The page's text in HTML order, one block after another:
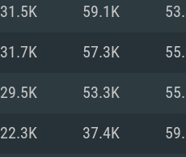
31.5K 59.1K
31.7K 57.3K
29.5K 53.3K
22.3K 37.4K